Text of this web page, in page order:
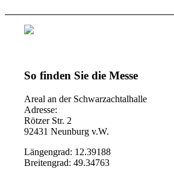
So finden Sie die Messe
Areal an der Schwarzachtalhalle
Adresse:
Rötzer Str. 2
92431 Neunburg v.W.
Längengrad: 12.39188
Breitengrad: 49.34763